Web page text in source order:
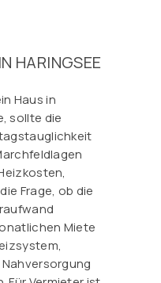
HARINGSEE
Haus in
sollte die
Frage, ob die
Miete
Nahversorgung